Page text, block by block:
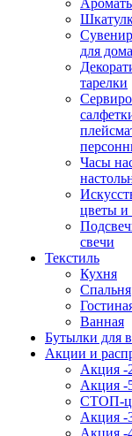
для дома
тарелки
Часы
цветы и
свечи
Текстиль
Кухня
Спальня
Ванная
Бутылки для
Акции и
Акция -
Акция -
СТОП-
Акция -
Акция -